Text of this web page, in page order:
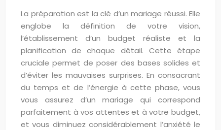
La préparation est la clé d’un mariage réussi. Elle
englobe la définition de votre vision,
l’établissement d’un budget réaliste et la
planification de chaque détail. Cette étape
cruciale permet de poser des bases solides et
d’éviter les mauvaises surprises. En consacrant
du temps et de l’énergie à cette phase, vous
vous assurez d’un mariage qui correspond
parfaitement à vos attentes et à votre budget,
et vous diminuez considérablement l’anxiété le